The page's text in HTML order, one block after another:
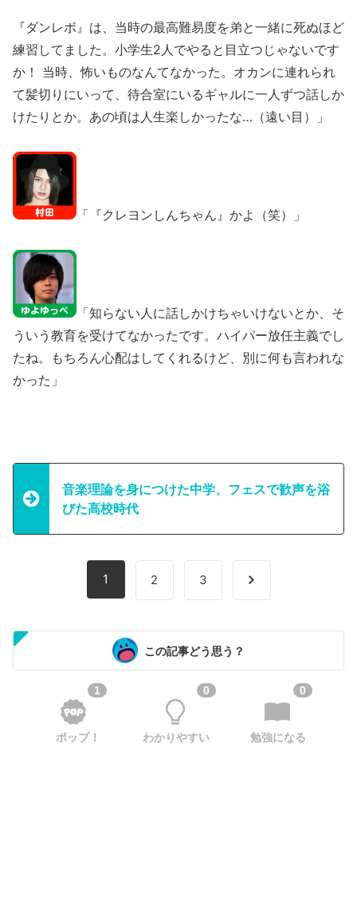
『ダンレボ』は、当時の最高難易度を弟と一緒に死ぬほど
練習してました。小学生2人でやると目立つじゃないです
か！ 当時、怖いものなんてなかった。オカンに連れられ
て髪切りにいって、待合室にいるギャルに一人ずつ話しか
けたりとか。あの頃は人生楽しかったな…（遠い目）」
「『クレヨンしんちゃん』かよ（笑）」
「知らない人に話しかけちゃいけないとか、そ
ういう教育を受けてなかったです。ハイパー放任主義でし
たね。もちろん心配はしてくれるけど、別に何も言われな
かった」
音楽理論を身につけた中学、フェスで歓声を浴
びた高校時代
1 2 3
この記事どう思う？
1
ポップ！
0
わかりやすい
0
勉強になる